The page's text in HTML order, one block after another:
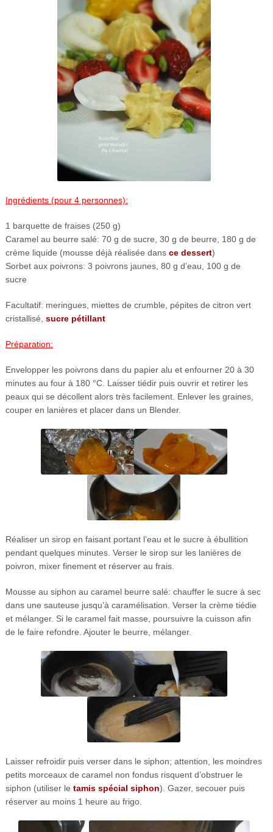
Ingrédients (pour 4 personnes):
1 barquette de fraises (250 g)
Caramel au beurre salé: 70 g de sucre, 30 g de beurre, 180 g de
crème liquide (mousse déjà réalisée dans ce dessert)
Sorbet aux poivrons: 3 poivrons jaunes, 80 g d’eau, 100 g de
sucre
Facultatif: meringues, miettes de crumble, pépites de citron vert
cristallisé, sucre pétillant
Préparation:
Envelopper les poivrons dans du papier alu et enfourner 20 à 30
minutes au four à 180 °C. Laisser tiédir puis ouvrir et retirer les
peaux qui se décollent alors très facilement. Enlever les graines,
couper en lanières et placer dans un Blender.
Réaliser un sirop en faisant portant l’eau et le sucre à ébullition
pendant quelques minutes. Verser le sirop sur les lanières de
poivron, mixer finement et réserver au frais.
Mousse au siphon au caramel beurre salé: chauffer le sucre à sec
dans une sauteuse jusqu’à caramélisation. Verser la crème tiédie
et mélanger. Si le caramel fait masse, poursuivre la cuisson afin
de le faire refondre. Ajouter le beurre, mélanger.
Laisser refroidir puis verser dans le siphon; attention, les moindres
petits morceaux de caramel non fondus risquent d’obstruer le
siphon (utiliser le tamis spécial siphon). Gazer, secouer puis
réserver au moins 1 heure au frigo.